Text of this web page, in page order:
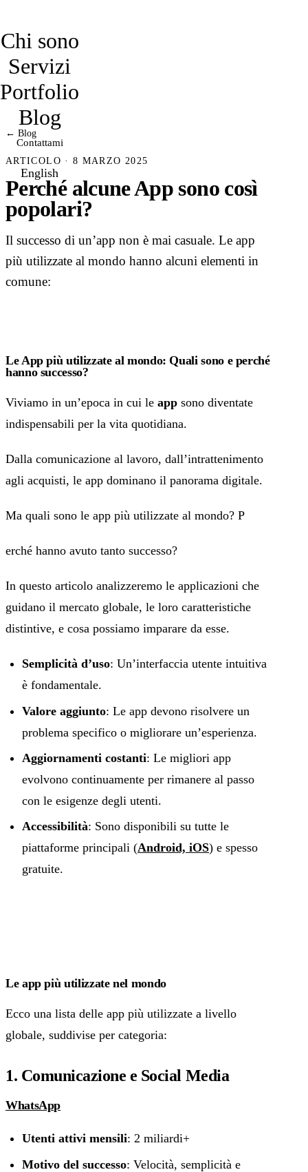
Chi sono
Servizi
Portfolio
Blog
Contattami
English
← Blog
ARTICOLO · 8 MARZO 2025
Perché alcune App sono così
popolari?
Il successo di un’app non è mai casuale. Le app
più utilizzate al mondo hanno alcuni elementi in
comune:
Le App più utilizzate al mondo: Quali sono e perché
hanno successo?
Viviamo in un’epoca in cui le app sono diventate
indispensabili per la vita quotidiana.
Dalla comunicazione al lavoro, dall’intrattenimento
agli acquisti, le app dominano il panorama digitale.
Ma quali sono le app più utilizzate al mondo? P
erché hanno avuto tanto successo?
In questo articolo analizzeremo le applicazioni che
guidano il mercato globale, le loro caratteristiche
distintive, e cosa possiamo imparare da esse.
Semplicità d’uso: Un’interfaccia utente intuitiva
è fondamentale.
Valore aggiunto: Le app devono risolvere un
problema specifico o migliorare un’esperienza.
Aggiornamenti costanti: Le migliori app
evolvono continuamente per rimanere al passo
con le esigenze degli utenti.
Accessibilità: Sono disponibili su tutte le
piattaforme principali (Android, iOS) e spesso
gratuite.
Le app più utilizzate nel mondo
Ecco una lista delle app più utilizzate a livello
globale, suddivise per categoria:
1. Comunicazione e Social Media
WhatsApp
Utenti attivi mensili: 2 miliardi+
Motivo del successo: Velocità, semplicità e